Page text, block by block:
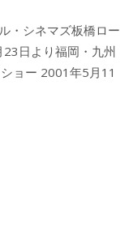
・シネマズ板橋ロー
日より福岡・九州
ョー 2001年5月11